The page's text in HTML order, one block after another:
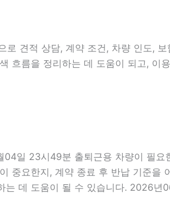
로 견적 상담, 계약 조건, 차량 인도,
름을 정리하는 데 도움이 되고, 이
일 23시49분 출퇴근용 차량이 필요
중요한지, 계약 종료 후 반납 기준을
는 데 도움이 될 수 있습니다. 2026년